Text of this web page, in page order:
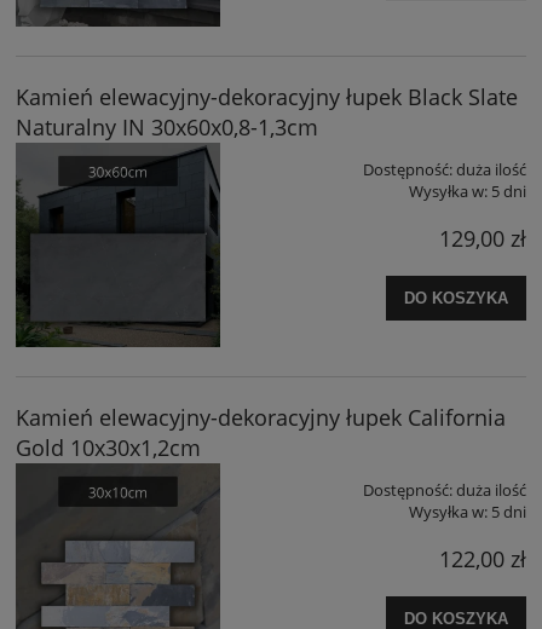
Kamień elewacyjny-dekoracyjny łupek Black Slate
Naturalny IN 30x60x0,8-1,3cm
Dostępność:duża ilość
Wysyłka w: 5 dni
129,00 zł
DO KOSZYKA
Kamień elewacyjny-dekoracyjny łupek California
Gold 10x30x1,2cm
Dostępność:duża ilość
Wysyłka w: 5 dni
122,00 zł
DO KOSZYKA